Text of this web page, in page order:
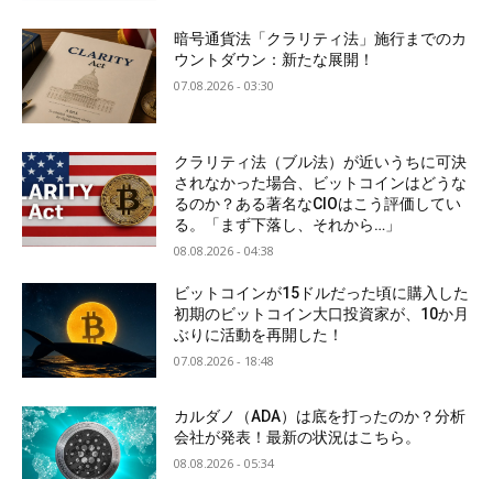
暗号通貨法「クラリティ法」施行までのカ
ウントダウン：新たな展開！
07.08.2026 - 03:30
クラリティ法（ブル法）が近いうちに可決
されなかった場合、ビットコインはどうな
るのか？ある著名なCIOはこう評価してい
る。「まず下落し、それから…」
08.08.2026 - 04:38
ビットコインが15ドルだった頃に購入した
初期のビットコイン大口投資家が、10か月
ぶりに活動を再開した！
07.08.2026 - 18:48
カルダノ（ADA）は底を打ったのか？分析
会社が発表！最新の状況はこちら。
08.08.2026 - 05:34